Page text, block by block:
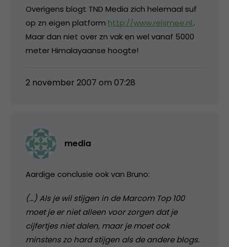
Overigens blogt TND Media zich helemaal suf
op zn eigen platform http://www.reismee.nl..
Maar dan niet over zn vak en wel vanaf 5000
meter Himalayaanse hoogte!
2 november 2007 om 07:28
media
Aardige conclusie ook van Bruno:
(…) Als je wil stijgen in de Marcom Top 100
moet je er niet alleen voor zorgen dat je
cijfertjes niet dalen, maar je moet ook
minstens zo hard stijgen als de andere blogs.